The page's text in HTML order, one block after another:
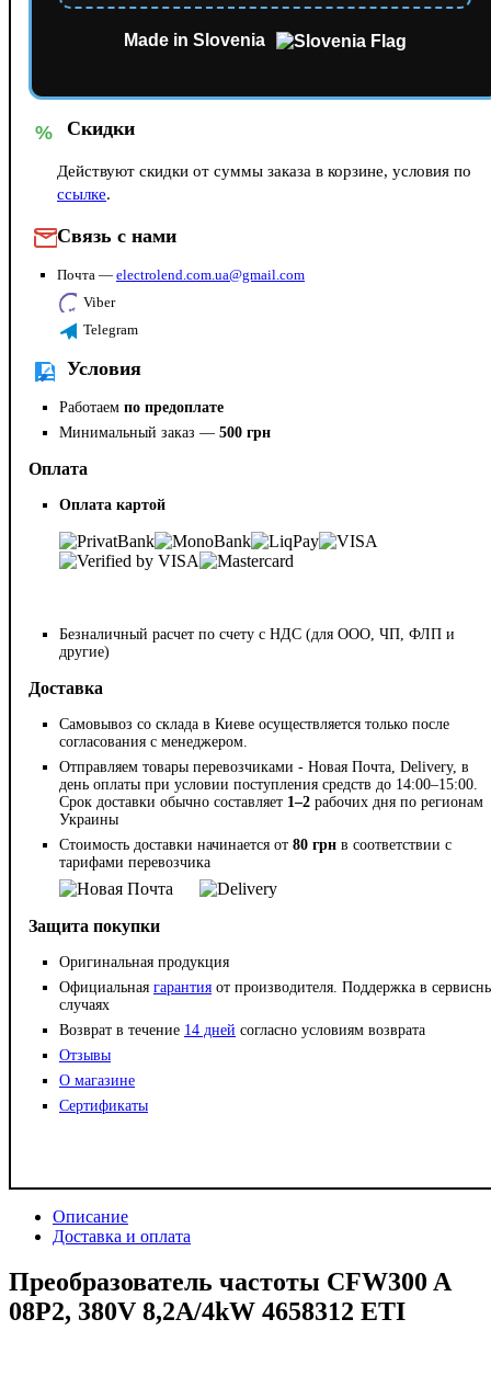
Made in Slovenia
% Скидки
Действуют скидки от суммы заказа в корзине, условия по
ссылке.
Связь с нами
Почта — electrolend.com.ua@gmail.com
Viber
Telegram
Условия
Работаем по предоплате
Минимальный заказ — 500 грн
Оплата
Оплата картой
Безналичный расчет по счету с НДС (для ООО, ЧП, ФЛП и
другие)
Доставка
Самовывоз со склада в Киеве осуществляется только после
согласования с менеджером.
Отправляем товары перевозчиками - Новая Почта, Delivery, в
день оплаты при условии поступления средств до 14:00–15:00.
Срок доставки обычно составляет 1–2 рабочих дня по регионам
Украины
Стоимость доставки начинается от 80 грн в соответствии с
тарифами перевозчика
Защита покупки
Оригинальная продукция
Официальная гарантия от производителя. Поддержка в
случаях
Возврат в течение 14 дней согласно условиям возврата
Отзывы
О магазине
Сертификаты
Описание
Доставка и оплата
Преобразователь частоты CFW300 A
08P2, 380V 8,2A/4kW 4658312 ETI